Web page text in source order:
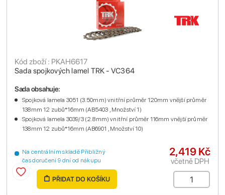
Sada spojkových lamel TRK - VC364
Kód zboží : PKAH6617
Na centrálním skladě Přibližný
čas doručení 9 dní od nákupu
Sada obsahuje:
Spojková lamela 3051 (3.50mm) vnitřní průměr 120mm vnější průměr
138mm 12 zubů*16mm (AB5403 , Množství 1)
Spojková lamela 3039/3 (2.8mm) vnitřní průměr 116mm vnější průměr
138mm 12 zubů*16mm (AB6901 , Množství 10)
2,419 Kč
včetně DPH
PŘIDAT DO KOŠÍKU